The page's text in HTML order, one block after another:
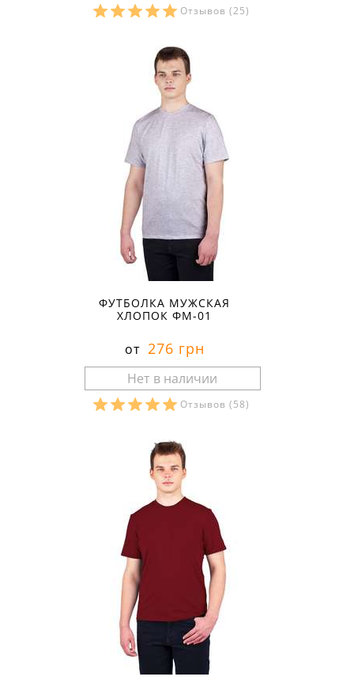
Отзывов (25)
ФУТБОЛКА МУЖСКАЯ
ХЛОПОК ФМ-01
от 276 грн
Отзывов (58)